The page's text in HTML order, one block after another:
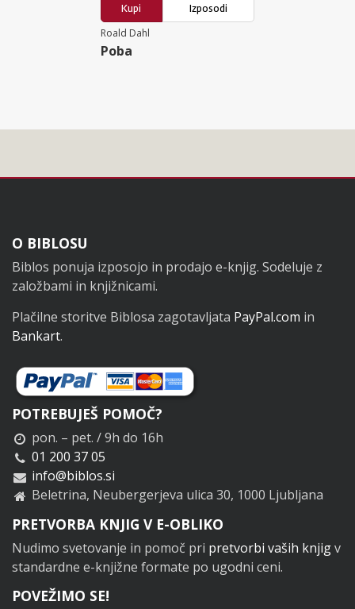
Kupi
Izposodi
Roald Dahl
Poba
Noga
O BIBLOSU
Biblos ponuja izposojo in prodajo e-knjig. Sodeluje z
založbami in knjižnicami.
Plačilne storitve Biblosa zagotavljata PayPal.com in
Bankart.
POTREBUJEŠ POMOČ?
pon. – pet. / 9h do 16h
01 200 37 05
info@biblos.si
Beletrina, Neubergerjeva ulica 30, 1000 Ljubljana
PRETVORBA KNJIG V E-OBLIKO
Nudimo svetovanje in pomoč pri pretvorbi vaših knjigv
standardne e-knjižne formate po ugodni ceni.
POVEŽIMO SE!